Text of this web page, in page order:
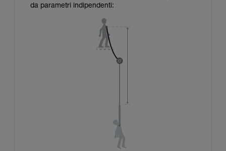
da parametri indipendenti: